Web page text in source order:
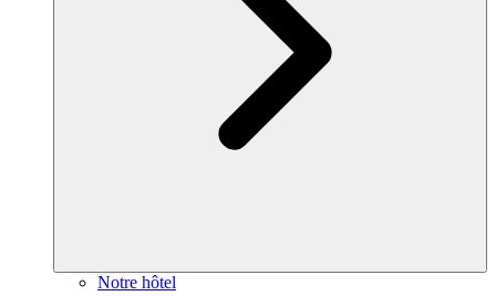
Notre hôtel